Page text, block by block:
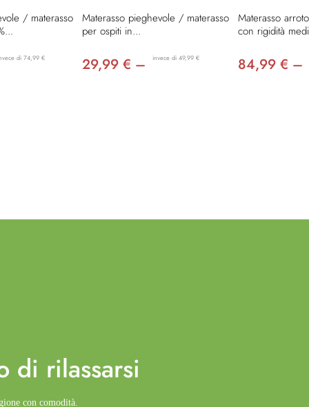
/ materasso
di 74,99 €
Materasso pieghevole / materasso
per ospiti in...
29,99 € – invece di 49,99 €
Materasso
con rigidità
84,99 € –
di rilassarsi
con comodità.